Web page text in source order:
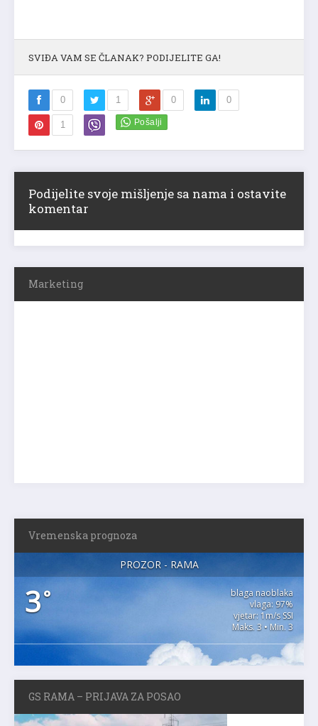
SVIĐA VAM SE ČLANAK? PODIJELITE GA!
0 1 0 0
1
Podijelite svoje mišljenje sa nama i ostavite
komentar
Marketing
Vremenska prognoza
PROZOR - RAMA
3°
blaga naoblaka
vlaga: 97%
vjetar: 1m/s SSI
Maks. 3 • Min. 3
GS RAMA – PRIJAVA ZA POSAO